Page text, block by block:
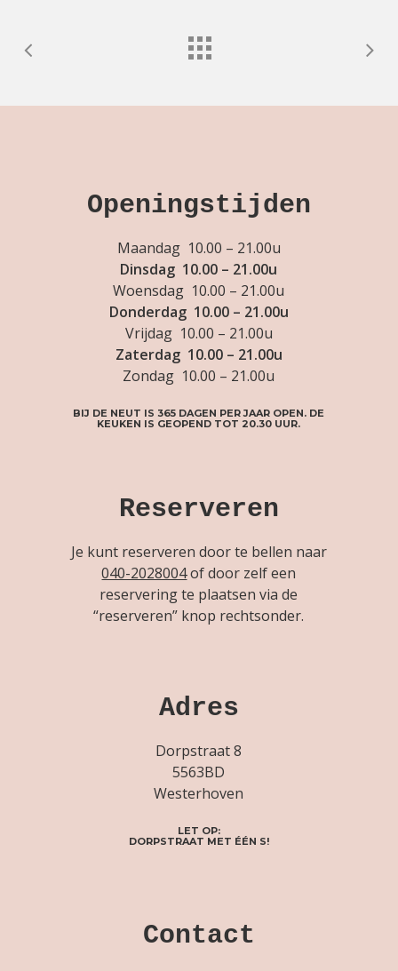
Openingstijden
Maandag 10.00 – 21.00u
Dinsdag 10.00 – 21.00u
Woensdag 10.00 – 21.00u
Donderdag 10.00 – 21.00u
Vrijdag 10.00 – 21.00u
Zaterdag 10.00 – 21.00u
Zondag 10.00 – 21.00u
BIJ DE NEUT IS 365 DAGEN PER JAAR OPEN. DE
KEUKEN IS GEOPEND TOT 20.30 UUR.
Reserveren
Je kunt reserveren door te bellen naar
040-2028004of door zelf een
reservering te plaatsen via de
“reserveren” knop rechtsonder.
Adres
Dorpstraat 8
5563BD
Westerhoven
LET OP:
DORPSTRAAT MET ÉÉN S!
Contact